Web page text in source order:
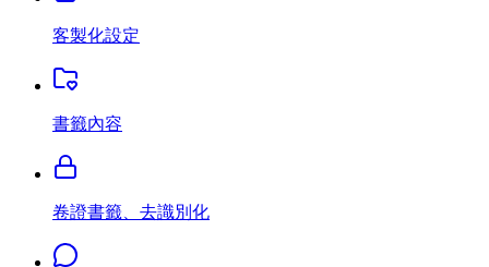
客製化設定
書籤內容
卷證書籤、去識別化